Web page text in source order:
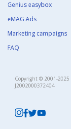
Genius easybox
eMAG Ads
Marketing campaigns
FAQ
Copyright © 2001-2025
J2002000372404​